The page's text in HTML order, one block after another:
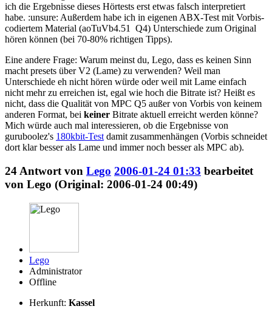
ich die Ergebnisse dieses Hörtests erst etwas falsch interpretiert
habe. :unsure: Außerdem habe ich in eigenen ABX-Test mit Vorbis-
codiertem Material (aoTuVb4.51 Q4) Unterschiede zum Original
hören können (bei 70-80% richtigen Tipps).
Eine andere Frage: Warum meinst du, Lego, dass es keinen Sinn
macht presets über V2 (Lame) zu verwenden? Weil man
Unterschiede eh nicht hören würde oder weil mit Lame einfach
nicht mehr zu erreichen ist, egal wie hoch die Bitrate ist? Heißt es
nicht, dass die Qualität von MPC Q5 außer von Vorbis von keinem
anderen Format, bei keiner Bitrate aktuell erreicht werden könne?
Mich würde auch mal interessieren, ob die Ergebnisse von
guruboolez's 180kbit-Testdamit zusammenhängen (Vorbis schneidet
dort klar besser als Lame und immer noch besser als MPC ab).
24 Antwort von Lego 2006-01-24 01:33 bearbeitet
von Lego (Original: 2006-01-24 00:49)
Lego
Administrator
Offline
Herkunft: Kassel